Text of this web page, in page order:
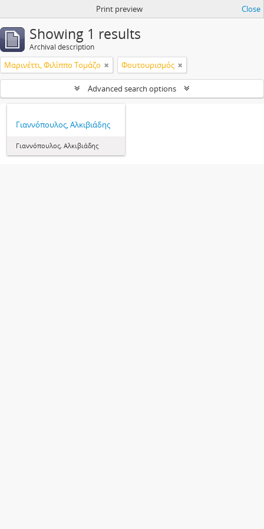
Print preview Close
Showing 1 results
Archival description
Μαρινέττι, Φιλίππο Τομάζο Φουτουρισμός
Advanced search options
Γιαννόπουλος, Αλκιβιάδης
Γιαννόπουλος, Αλκιβιάδης